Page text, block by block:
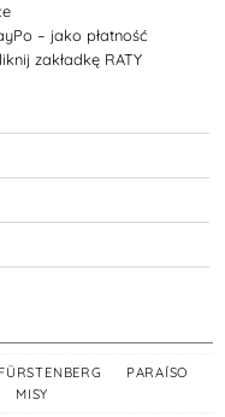
– jako płatność
zakładkę RATY
PARAÍSO
MISY